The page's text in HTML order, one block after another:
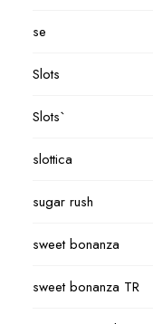
se
Slots
Slots`
slottica
sugar rush
sweet bonanza
sweet bonanza TR